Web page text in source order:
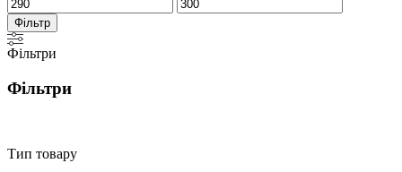
ціна
ціна
Фільтр
Фільтри
Фільтри
Тип товару